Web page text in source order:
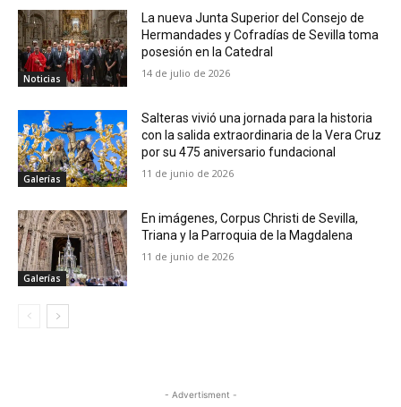
Noticias
La nueva Junta Superior del Consejo de
Hermandades y Cofradías de Sevilla toma
posesión en la Catedral
14 de julio de 2026
Galerías
Salteras vivió una jornada para la historia
con la salida extraordinaria de la Vera Cruz
por su 475 aniversario fundacional
11 de junio de 2026
Galerías
En imágenes, Corpus Christi de Sevilla,
Triana y la Parroquia de la Magdalena
11 de junio de 2026
- Advertisment -